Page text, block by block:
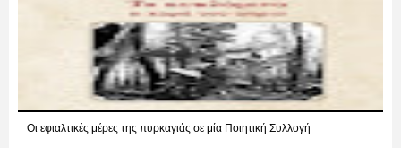
Οι εφιαλτικές μέρες της πυρκαγιάς σε μία Ποιητική Συλλογή